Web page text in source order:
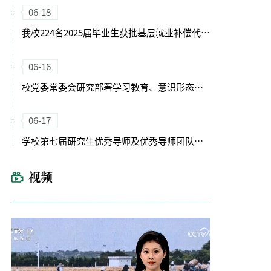
06-18
我校224名2025届毕业生获批基层就业补偿代偿资格
06-16
校党委常委会研究部署学习教育、意识形态、科技创新与产业创新深度融合工作
06-17
学校第七届研究生优秀导师及优秀导师团队评选结果揭晓
视频